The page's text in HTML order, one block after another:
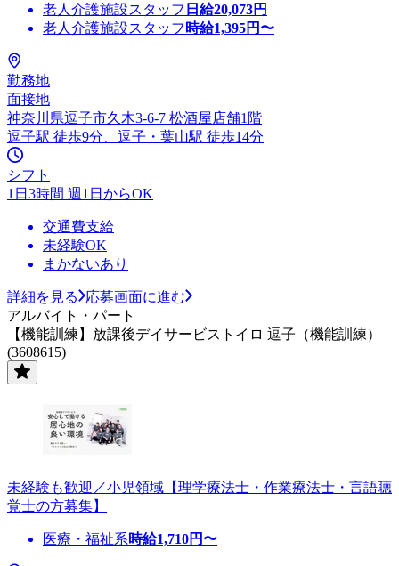
老人介護施設スタッフ 日給20,073円
老人介護施設スタッフ 時給1,395円〜
勤務地
面接地
神奈川県逗子市久木3-6-7 松酒屋店舗1階
逗子駅 徒歩9分、逗子・葉山駅 徒歩14分
シフト
1日3時間 週1日からOK
交通費支給
未経験OK
まかないあり
詳細を見る
応募画面に進む
アルバイト・パート
【機能訓練】放課後デイサービストイロ 逗子（機能訓練）
(3608615)
未経験も歓迎／小児領域【理学療法士・作業療法士・言語聴
覚士の方募集】
医療・福祉系時給1,710円〜